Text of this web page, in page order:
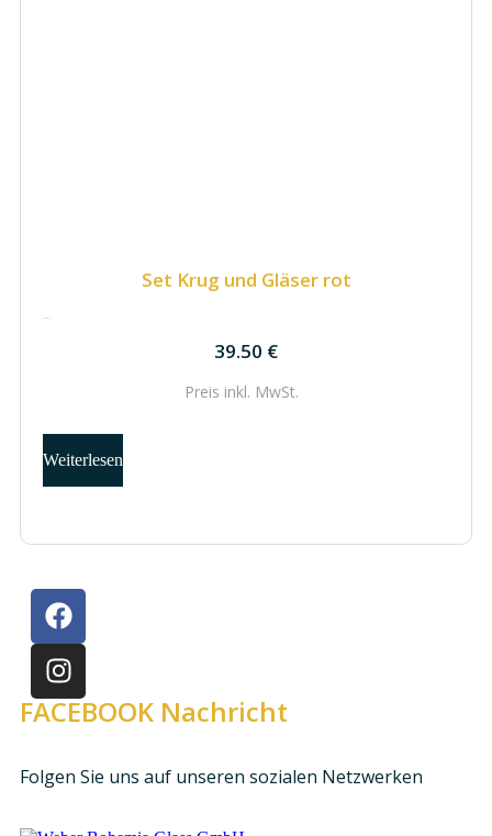
Set Krug und Gläser rot
39.50 €
39.50 €
Preis inkl. MwSt.
Weiterlesen
FACEBOOK Nachricht
Folgen Sie uns auf unseren sozialen Netzwerken